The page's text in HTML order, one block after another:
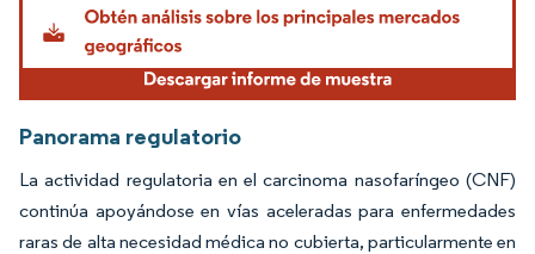
Panorama regulatorio
La actividad regulatoria en el carcinoma nasofaríngeo (CNF)
continúa apoyándose en vías aceleradas para enfermedades
raras de alta necesidad médica no cubierta, particularmente en